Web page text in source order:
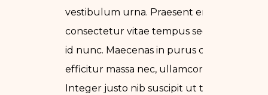
vestibulum urna. Praesent enim erat,
consectetur vitae tempus sed, dapibus
id nunc. Maecenas in purus cursus,
efficitur massa nec, ullamcorper arcu.
Integer justo nib suscipit ut tincidunt